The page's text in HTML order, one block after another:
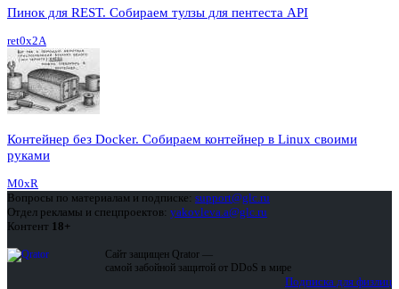
Пинок для REST. Собираем тулзы для пентеста API
ret0x2A
Контейнер без Docker. Собираем контейнер в Linux своими
руками
M0xR
Вопросы по материалам и подписке: support@glc.ru
Отдел рекламы и спецпроектов: yakovleva.a@glc.ru
Контент 18+
Сайт защищен Qrator —
самой забойной защитой от DDoS в мире
Подписка для физлиц